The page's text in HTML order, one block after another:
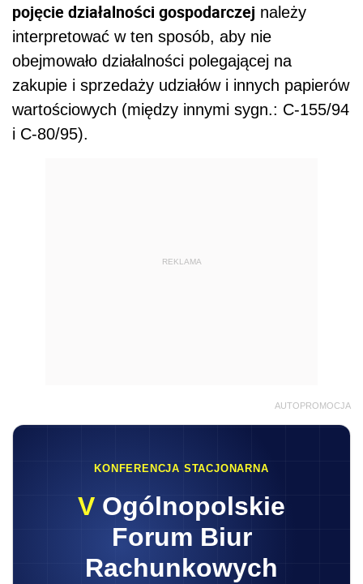
pojęcie działalności gospodarczej należy
interpretować w ten sposób, aby nie
obejmowało działalności polegającej na
zakupie i sprzedaży udziałów i innych papierów
wartościowych (między innymi sygn.: C-155/94
i C-80/95).
REKLAMA
AUTOPROMOCJA
KONFERENCJA STACJONARNA
V Ogólnopolskie
Forum Biur
Rachunkowych